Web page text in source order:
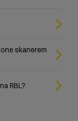
skanerem
RBL?